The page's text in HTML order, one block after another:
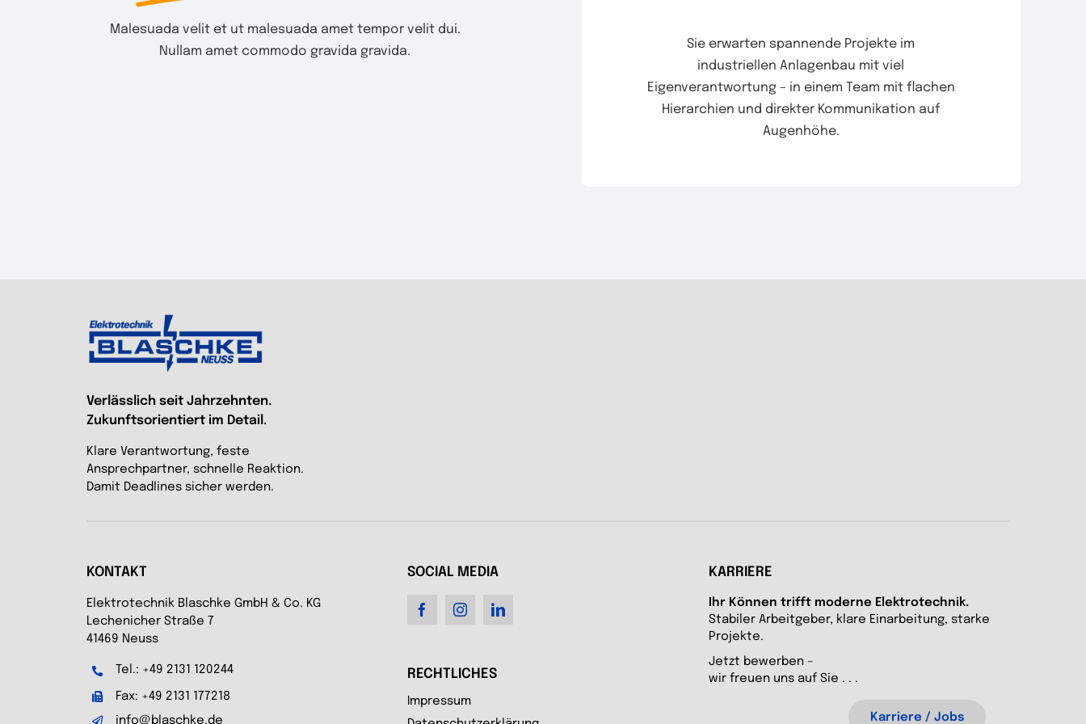
Malesuada velit et ut malesuada amet tempor velit dui.
Nullam amet commodo gravida gravida.
Sie erwarten spannende Projekte im
industriellen Anlagenbau mit viel
Eigenverantwortung – in einem Team mit flachen
Hierarchien und direkter Kommunikation auf
Augenhöhe.
Verlässlich seit Jahrzehnten.
Zukunftsorientiert im Detail.
Klare Verantwortung, feste
Ansprechpartner, schnelle Reaktion.
Damit Deadlines sicher werden.
KONTAKT
Elektrotechnik Blaschke GmbH & Co. KG
Lechenicher Straße 7
41469 Neuss
Tel.: +49 2131 120244
Fax: +49 2131 177218
info@blaschke.de
SOCIAL MEDIA
RECHTLICHES
Impressum
KARRIERE
Ihr Können trifft moderne Elektrotechnik.
Stabiler Arbeitgeber, klare Einarbeitung, starke
Projekte.
Jetzt bewerben –
wir freuen uns auf Sie . . .
Karriere / Jobs